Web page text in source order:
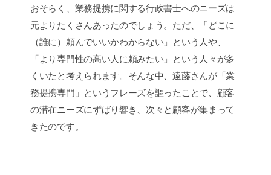
おそらく、業務提携に関する行政書士へのニーズは
元よりたくさんあったのでしょう。ただ、「どこに
（誰に）頼んでいいかわからない」という人や、
「より専門性の高い人に頼みたい」という人々が多
くいたと考えられます。そんな中、遠藤さんが「業
務提携専門」というフレーズを謳ったことで、顧客
の潜在ニーズにずばり響き、次々と顧客が集まって
きたのです。